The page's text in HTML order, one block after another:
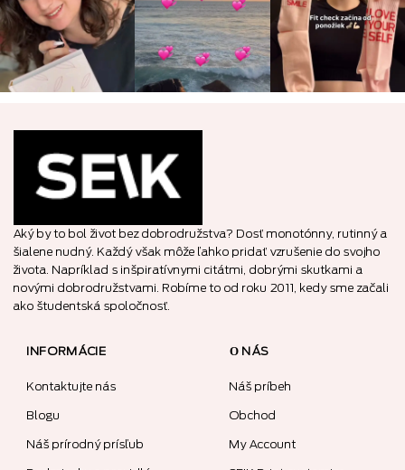
Aký by to bol život bez dobrodružstva? Dosť monotónny, rutinný a
šialene nudný. Každý však môže ľahko pridať vzrušenie do svojho
života. Napríklad s inšpiratívnymi citátmi, dobrými skutkami a
novými dobrodružstvami. Robíme to od roku 2011, kedy sme začali
ako študentská spoločnosť.
INFORMÁCIE
Kontaktujte nás
Blogu
Náš prírodný prísľub
О NÁS
Náš príbeh
Obchod
My Account